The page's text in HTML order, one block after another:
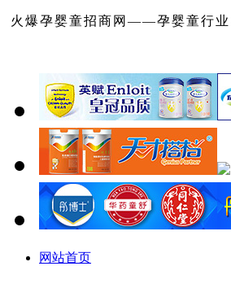
火爆孕婴童招商网——孕婴童行业
网站首页